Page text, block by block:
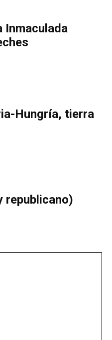
Inmaculada
Hungría, tierra
republicano)